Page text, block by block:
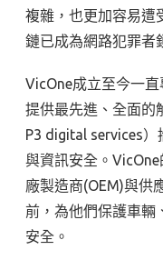
複雜，也更加容易遭
鏈已成為網路犯罪者
VicOne成立至今一
提供最先進、全面的
P3 digital services
與資訊安全。 VicOne
廠製造商(OEM)與供
前，為他們保護車輛
安全。